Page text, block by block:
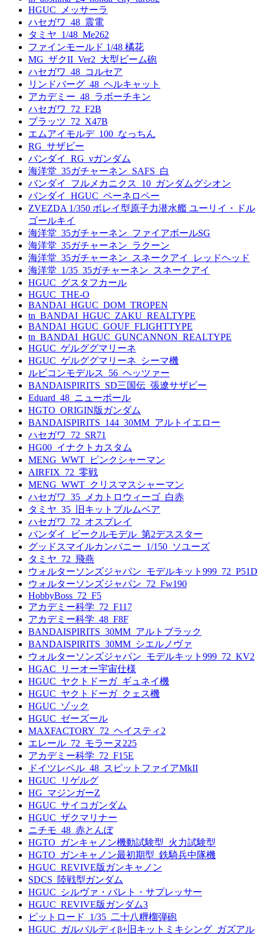
HGUC_メッサーラ
ハセガワ_48_震電
タミヤ_1/48_Me262
ファインモールド 1/48 橘花
MG_ザクII_Ver2_大型ビーム砲
ハセガワ_48_コルセア
リンドバーグ_48_ヘルキャット
アカデミー_48_ラボーチキン
ハセガワ_72_F2B
プラッツ_72_X47B
エムアイモルデ_100_なっちん
RG_サザビー
バンダイ_RG_νガンダム
海洋堂_35ガチャーネン_SAFS_白
バンダイ_フルメカニクス_10_ガンダムグシオン
バンダイ_HGUC_ペーネロペー
ZVEZDA 1/350 ボレイ型原子力潜水艦 ユーリイ・ドル
ゴールキイ
海洋堂_35ガチャーネン_ファイアボールSG
海洋堂_35ガチャーネン_ラクーン
海洋堂_35ガチャーネン_スネークアイ_レッドヘッド
海洋堂_1/35_35ガチャーネン_スネークアイ
HGUC_グスタフカール
HGUC_THE-O
BANDAI_HGUC_DOM_TROPEN
tn_BANDAI_HGUC_ZAKU_REALTYPE
BANDAI_HGUC_GOUF_FLIGHTTYPE
tn_BANDAI_HGUC_GUNCANNON_REALTYPE
HGUC_ゲルググマリーネ
HGUC_ゲルググマリーネ_シーマ機
ルビコンモデルス_56_ヘッツァー
BANDAISPIRITS_SD三国伝_張遼サザビー
Eduard_48_ニューポール
HGTO_ORIGIN版ガンダム
BANDAISPIRITS_144_30MM_アルトイエロー
ハセガワ_72_SR71
HG00_イナクトカスタム
MENG_WWT_ピンクシャーマン
AIRFIX_72_零戦
MENG_WWT_クリスマスシャーマン
ハセガワ_35_メカトロウィーゴ_白赤
タミヤ_35_旧キットブルムベア
ハセガワ_72_オスプレイ
バンダイ_ビークルモデル_第2デススター
グッドスマイルカンパニー_1/150_ソユーズ
タミヤ_72_飛燕
ウォルターソンズジャパン_モデルキット999_72_P51D
ウォルターソンズジャパン_72_Fw190
HobbyBoss_72_F5
アカデミー科学_72_F117
アカデミー科学_48_F8F
BANDAISPIRITS_30MM_アルトブラック
BANDAISPIRITS_30MM_シエルノヴァ
ウォルターソンズジャパン_モデルキット999_72_KV2
HGAC_リーオー宇宙仕様
HGUC_ヤクトドーガ_ギュネイ機
HGUC_ヤクトドーガ_クェス機
HGUC_ゾック
HGUC_ゼーズール
MAXFACTORY_72_ヘイスティ2
エレール_72_モラーヌ225
アカデミー科学_72_F15E
ドイツレベル_48_スピットファイアMkII
HGUC_リゲルグ
HG_マジンガーZ
HGUC_サイコガンダム
HGUC_ザクマリナー
ニチモ_48_赤とんぼ
HGTO_ガンキャノン機動試験型_火力試験型
HGTO_ガンキャノン最初期型_鉄騎兵中隊機
HGUC_REVIVE版ガンキャノン
SDCS_陸戦型ガンダム
HGUC_シルヴァ・バレト・サプレッサー
HGUC_REVIVE版ガンダム3
ピットロード_1/35_二十八糎榴弾砲
HGUC_ガルバルディβ+旧キットミキシング_ガズアル